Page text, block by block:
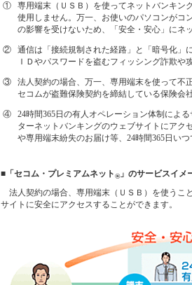
①
専用端末（ＵＳＢ）を使ってネットバンキン
使用しません。万一、お使いのパソコンがコ
の影響を受けないため、「安全・安心」にネ
②
通信は「接続規制された経路」と「暗号化」
ＩＤやパスワードを盗むフィッシング詐欺や
③
法人契約の場合、万一、専用端末を使って不
セコムが盗難保険契約を締結している保険会
④
24時間365日の有人オペレーション体制によ
ターネットバンキングのウェブサイトにアク
や専用端末紛失のお届け等、24時間365日い
■「セコム・プレミアムネット®」のサービスイメ
法人契約の場合、専用端末（ＵＳＢ）を使うこ
サイトに安全にアクセスすることができます。